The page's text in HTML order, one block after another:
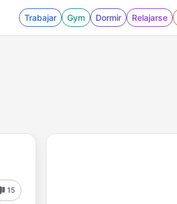
Trabajar Gym Dormir Relajarse
15